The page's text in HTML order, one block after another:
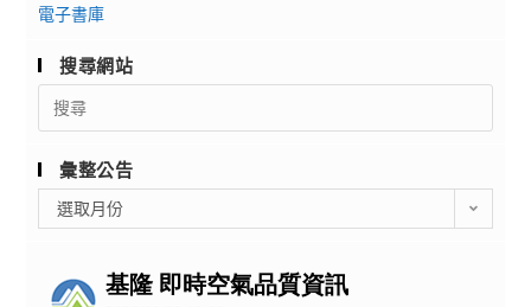
電子書庫
搜尋網站
Search
for:
彙整公告
整
選取月份